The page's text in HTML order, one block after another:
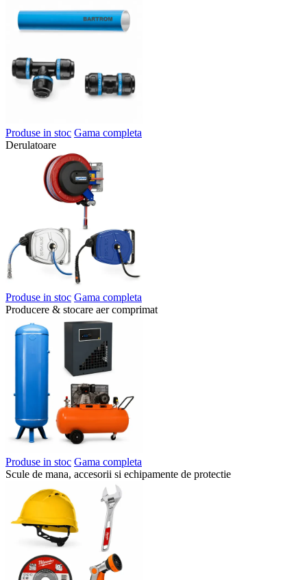
Produse in stoc Gama completa
Derulatoare
Produse in stoc Gama completa
Producere & stocare aer comprimat
Produse in stoc Gama completa
Scule de mana, accesorii si echipamente de protectie